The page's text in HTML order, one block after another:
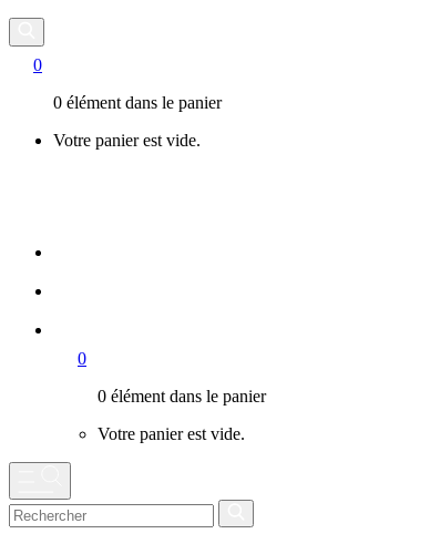
0
0 élément dans le panier
Votre panier est vide.
0
0 élément dans le panier
Votre panier est vide.